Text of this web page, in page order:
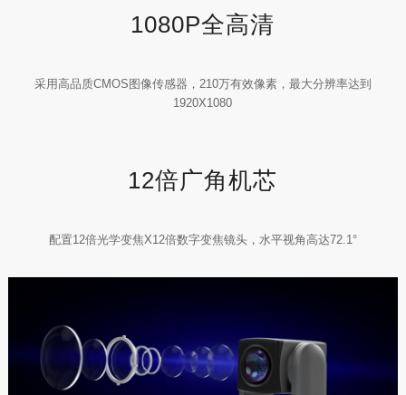
1080P全高清
采用高品质CMOS图像传感器，210万有效像素，最大分辨率达到
1920X1080
12倍广角机芯
配置12倍光学变焦X12倍数字变焦镜头，水平视角高达72.1°